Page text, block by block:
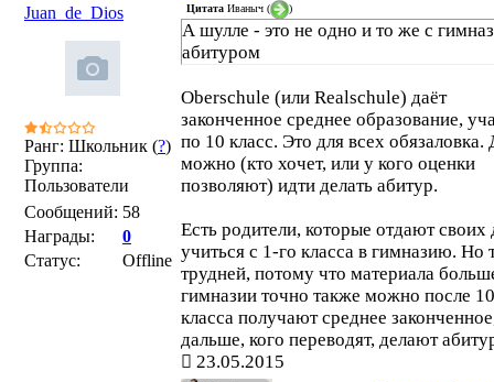
Juan_de_Dios
Ранг: Школьник (?)
Группа:
Пользователи
Сообщений: 58
Награды:
0
Статус:
Offline
Цитата Иваныч ( )
А шулле - это не одно и то же с
абитуром
Oberschule (или Realschule) даёт
законченное среднее образование,
по 10 класс. Это для всех обязаловка.
можно (кто хочет, или у кого оценки
позволяют) идти делать абитур.
Есть родители, которые отдают своих
учиться с 1-го класса в гимназию. Но
трудней, потому что материала
гимназии точно также можно после 10
класса получают среднее
дальше, кого переводят, делают
23.05.2015